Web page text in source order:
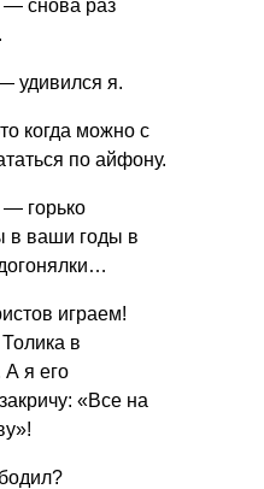
снова раз
удивился я.
когда можно с
по айфону.
горько
в ваши годы в
играем!
в
А я его
«Все на